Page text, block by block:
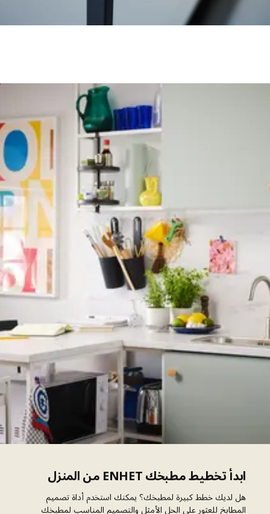
ابدأ تخطيط مطبخك ENHET من المنزل
هل لديك خطط كبيرة لمطبخك؟ يمكنك استخدم أداة تصميم
المطابخ للعثور على الحل الأمثل والتصميم المناسب لمطبخك